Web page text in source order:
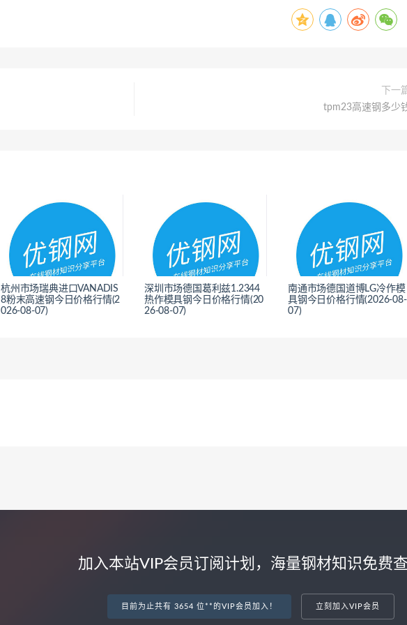
下一
tpm23高速钢多少
杭州市场瑞典进口VANADIS
8粉末高速钢今日价格行情(2
026-08-07)
深圳市场德国葛利兹1.2344
热作模具钢今日价格行情(20
26-08-07)
南通市场德国道博LG冷作模
具钢今日价格行情(2026-08-
07)
加入本站VIP会员订阅计划，海量钢材知识免费
目前为止共有 3654 位**的VIP会员加入！ 立刻加入VIP会员